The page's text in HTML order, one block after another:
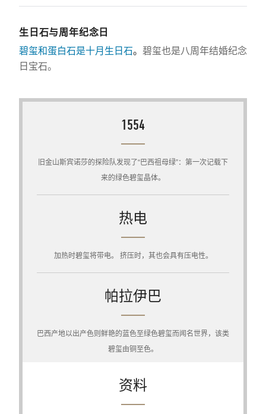
生日石与周年纪念日
碧玺和蛋白石是十月生日石。 碧玺也是八周年结婚纪念
日宝石。
1554
旧金山斯宾诺莎的探险队发现了“巴西祖母绿”：第一次记载下
来的绿色碧玺晶体。
热电
加热时碧玺将带电。 挤压时，其也会具有压电性。
帕拉伊巴
巴西产地以出产色则鲜艳的蓝色至绿色碧玺而闻名世界，该类
碧玺由铜至色。
资料